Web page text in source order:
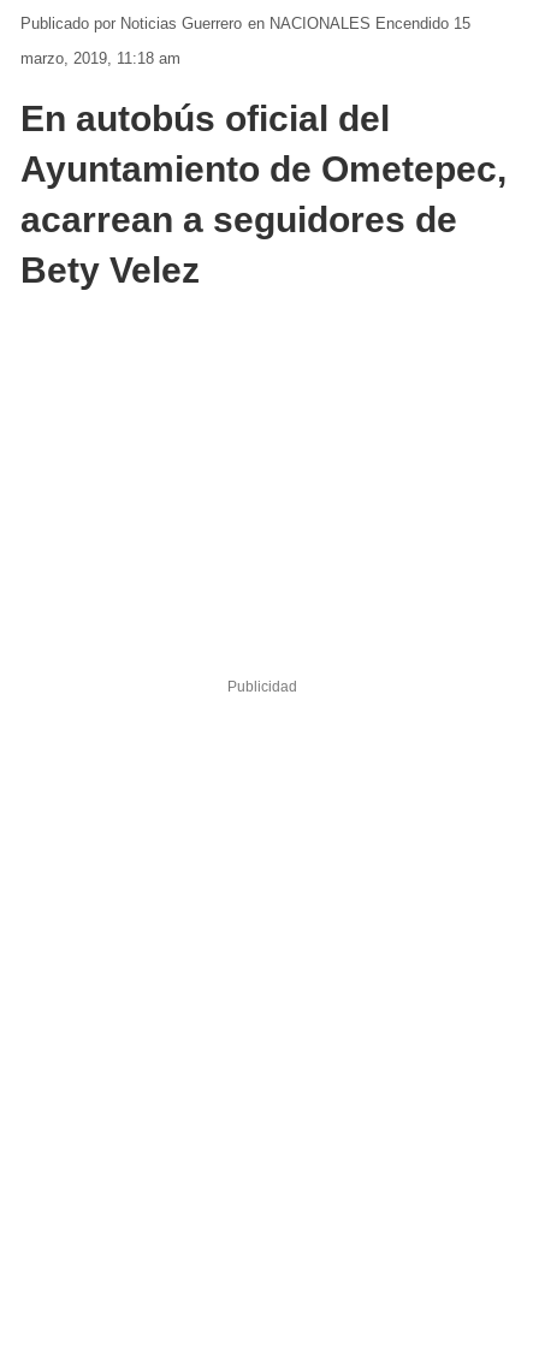
Noticias Guerrero en NACIONALES Encendido 15
marzo, 2019, 11:18 am
En autobús oficial del
Ayuntamiento de Ometepec,
acarrean a seguidores de
Bety Velez
Publicidad